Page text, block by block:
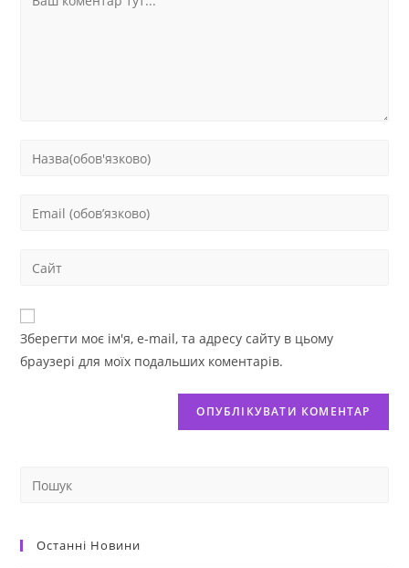
Зберегти моє ім'я, e-mail, та адресу сайту в цьому
браузері для моїх подальших коментарів.
Останні Новини